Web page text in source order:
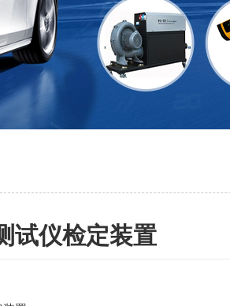
试仪检定装置